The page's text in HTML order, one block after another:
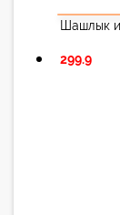
Шашлык
299.9